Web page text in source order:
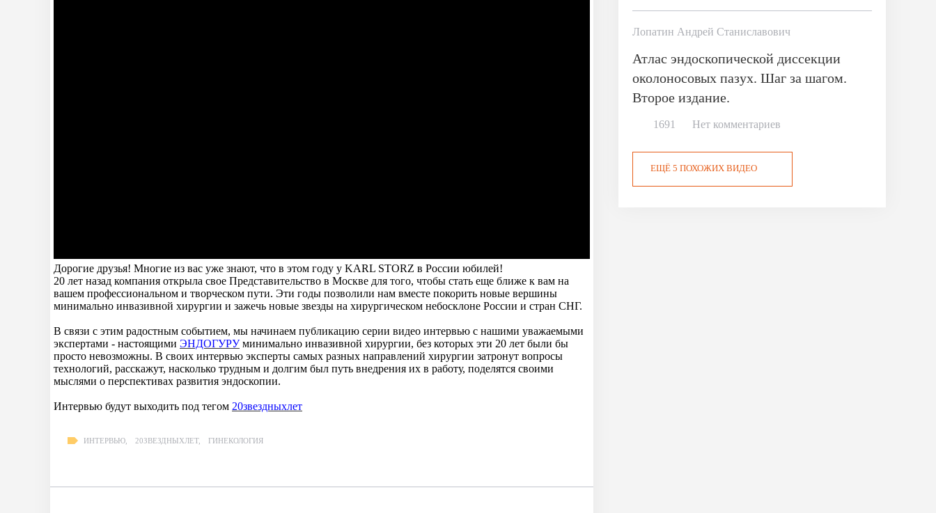
Лопатин Андрей Станиславович
Атлас эндоскопической диссекции
околоносовых пазух. Шаг за шагом.
Второе издание.
1691 Нет комментариев
ЕЩЁ 5 ПОХОЖИХ ВИДЕО
Дорогие друзья! Многие из вас уже знают, что в этом году у KARL STORZ в России юбилей!
20 лет назад компания открыла свое Представительство в Москве для того, чтобы стать еще ближе к вам на
вашем профессиональном и творческом пути. Эти годы позволили нам вместе покорить новые вершины
минимально инвазивной хирургии и зажечь новые звезды на хирургическом небосклоне России и стран СНГ.
В связи с этим радостным событием, мы начинаем публикацию серии видео интервью с нашими уважаемыми
экспертами - настоящими ЭНДОГУРУ минимально инвазивной хирургии, без которых эти 20 лет были бы
просто невозможны. В своих интервью эксперты самых разных направлений хирургии затронут вопросы
технологий, расскажут, насколько трудным и долгим был путь внедрения их в работу, поделятся своими
мыслями о перспективах развития эндоскопии.
Интервью будут выходить под тегом 20звездныхлет
ИНТЕРВЬЮ 20ЗВЕЗДНЫХЛЕТ, ГИНЕКОЛОГИЯ